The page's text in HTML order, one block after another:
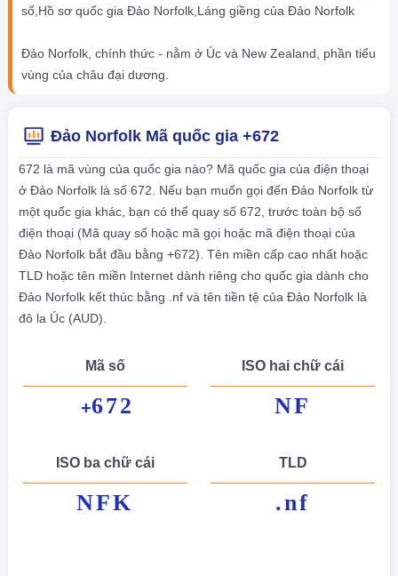
số,Hồ sơ quốc gia Đảo Norfolk,Láng giềng của Đảo Norfolk
Đảo Norfolk, chính thức - nằm ở Úc và New Zealand, phần tiểu
vùng của châu đại dương.
Đảo Norfolk Mã quốc gia +672
672 là mã vùng của quốc gia nào? Mã quốc gia của điện thoại
ở Đảo Norfolk là số 672. Nếu bạn muốn gọi đến Đảo Norfolk từ
một quốc gia khác, bạn có thể quay số 672, trước toàn bộ số
điện thoại (Mã quay số hoặc mã gọi hoặc mã điện thoại của
Đảo Norfolk bắt đầu bằng +672). Tên miền cấp cao nhất hoặc
TLD hoặc tên miền Internet dành riêng cho quốc gia dành cho
Đảo Norfolk kết thúc bằng .nf và tên tiền tệ của Đảo Norfolk là
đô la Úc (AUD).
Mã số
+672
ISO hai chữ cái
NF
ISO ba chữ cái
NFK
TLD
.nf